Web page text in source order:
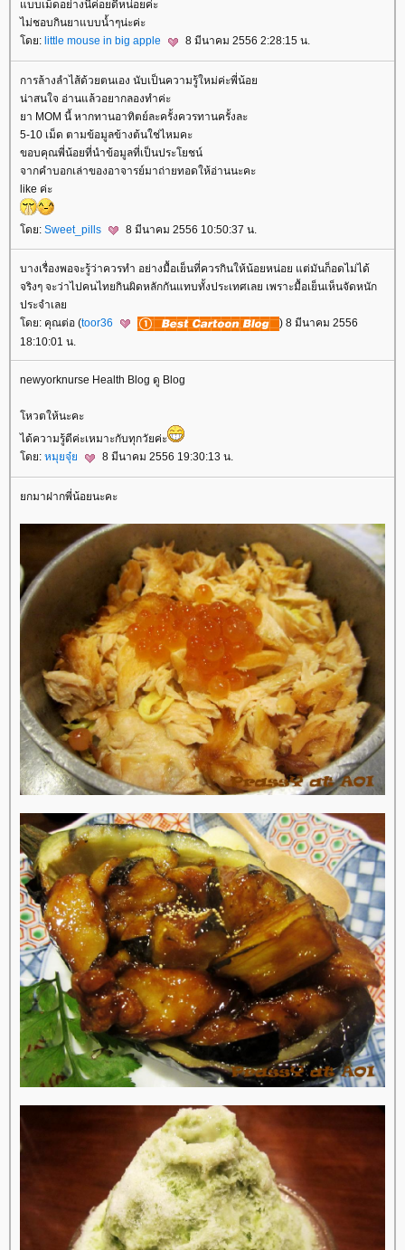
บบเม็ดอย่างนี้ค่อยดีหน่อยค่ะ
ไม่ชอบกินยาแบบน้ำๆน่ะค่ะ
ดย: little mouse in big apple 8 มีนาคม 2556 2:28:15 น.
การล้างลำไส้ด้วยตนเอง นับเป็นความรู้ใหม่ค่ะพี่น้อ
น่าสนใจ อ่านแล้วอยากลองทำค่ะ
า MOM นี้ หากทานอาทิตย์ละครั้งควรทานครั้งละ
5-10 เม็ด ตามข้อมูลข้างต้นใช่ไหมคะ
ขอบคุณพี่น้อยที่นำข้อมูลที่เป็นประโยชน์
จากคำบอกเล่าของอาจารย์มาถ่ายทอดให้อ่านนะคะ
like ค่ะ
ดย: Sweet_pills 8 มีนาคม 2556 10:50:37 น.
บางเรื่องพอจะรู้ว่าควรทำ อย่างมื้อเย็นที่ควรกินให้น้อยหน่อย แต่มันก็อดไม่ได้
จริงๆ จะว่าไปคนไทยกินผิดหลักกันแทบทั้งประเทศเลย เพราะมื้อเย็นเห็นจัดหนัก
ประจำเล
ดย: คุณต่อ (toor36
) 8 มีนาคม 2556
18:10:01 น.
newyorknurse Health Blog ดู Blog
หวตให้นะคะ
ได้ความรู้ดีค่ะเหมาะกับทุกวัยค่ะ
ดย: หมุยจุ๋ 8 มีนาคม 2556 19:30:13 น.
กมาฝากพี่น้อยนะคะ